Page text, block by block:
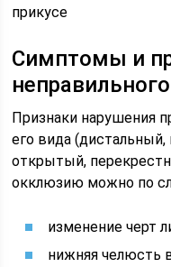
прикусе
Симптомы и
Признаки нарушения
его вида (дистальный,
открытый,
окклюзию можно по
изменение черт
нижняя челюсть